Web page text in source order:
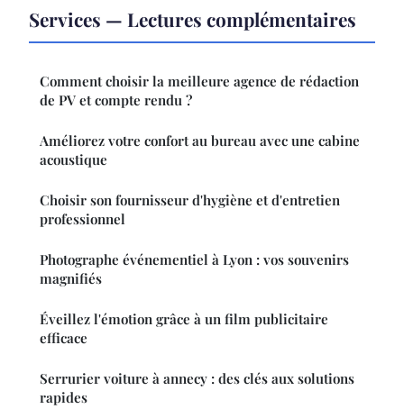
Services — Lectures complémentaires
Comment choisir la meilleure agence de rédaction
de PV et compte rendu ?
Améliorez votre confort au bureau avec une cabine
acoustique
Choisir son fournisseur d'hygiène et d'entretien
professionnel
Photographe événementiel à Lyon : vos souvenirs
magnifiés
Éveillez l'émotion grâce à un film publicitaire
efficace
Serrurier voiture à annecy : des clés aux solutions
rapides